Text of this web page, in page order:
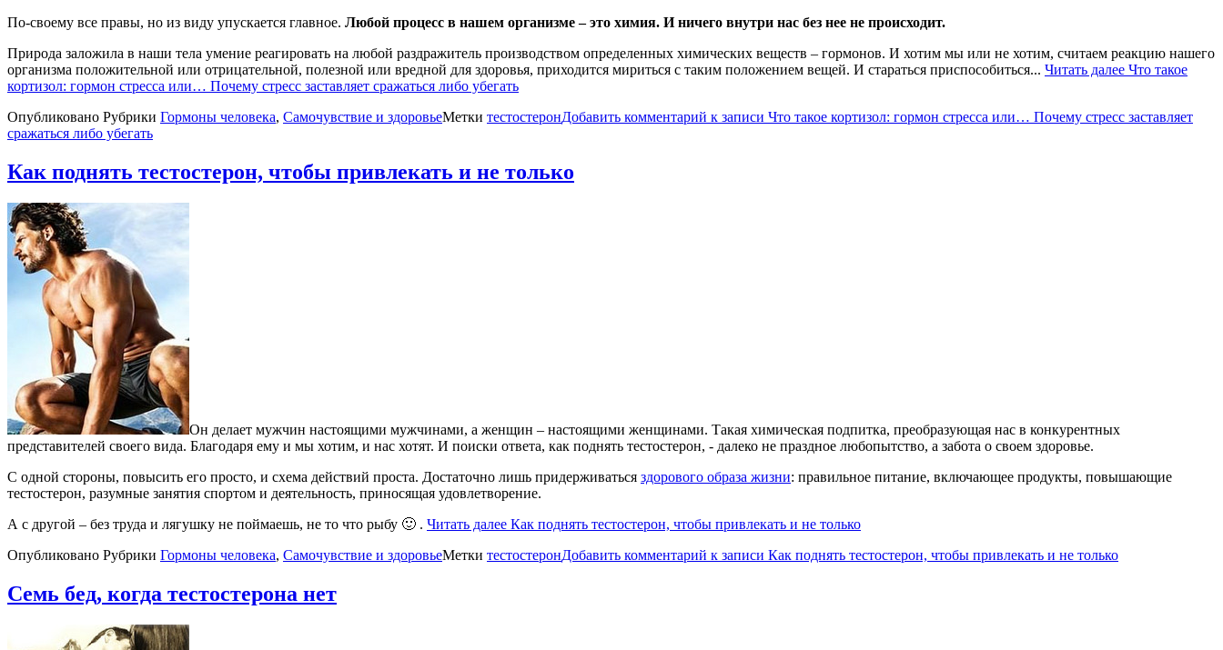
По-своему все правы, но из виду упускается главное. Любой процесс в нашем организме – это химия. И ничего внутри нас без нее не происходит.
Природа заложила в наши тела умение реагировать на любой раздражитель производством определенных химических веществ – гормонов. И хотим мы или не хотим, считаем реакцию нашего
организма положительной или отрицательной, полезной или вредной для здоровья, приходится мириться с таким положением вещей. И стараться приспособиться... Читать далее Что такое
кортизол: гормон стресса или… Почему стресс заставляет сражаться либо убегать
Опубликовано Рубрики Гормоны человека, Самочувствие и здоровьеМетки тестостеронДобавить комментарий к записи Что такое кортизол: гормон стресса или… Почему стресс заставляет
сражаться либо убегать
Как поднять тестостерон, чтобы привлекать и не только
Он делает мужчин настоящими мужчинами, а женщин – настоящими женщинами. Такая химическая подпитка, преобразующая нас в конкурентных
представителей своего вида. Благодаря ему и мы хотим, и нас хотят. И поиски ответа, как поднять тестостерон, - далеко не праздное любопытство, а забота о своем здоровье.
С одной стороны, повысить его просто, и схема действий проста. Достаточно лишь придерживаться здорового образа жизни: правильное питание, включающее продукты, повышающие
тестостерон, разумные занятия спортом и деятельность, приносящая удовлетворение.
А с другой – без труда и лягушку не поймаешь, не то что рыбу 🙂 . Читать далее Как поднять тестостерон, чтобы привлекать и не только
Опубликовано Рубрики Гормоны человека, Самочувствие и здоровьеМетки тестостеронДобавить комментарий к записи Как поднять тестостерон, чтобы привлекать и не только
Семь бед, когда тестостерона нет